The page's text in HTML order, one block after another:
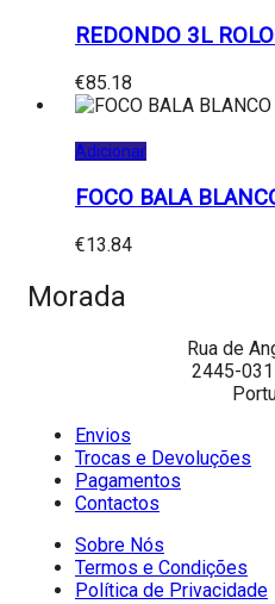
REDONDO 3L
€85.18
Adicionar
FOCO BALA
€13.84
Morada
Rua de
2445-
Envios
Trocas e Devoluções
Pagamentos
Contactos
Sobre Nós
Termos e Condições
Política de Privacidade